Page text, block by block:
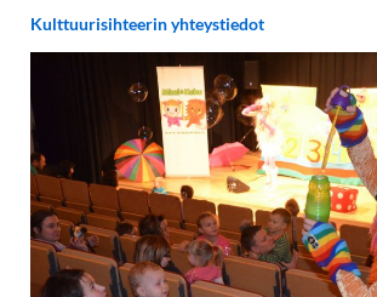
Kulttuurisihteerin yhteystiedot